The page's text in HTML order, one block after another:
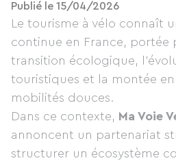
Publié le 15/04/2026
Le tourisme à vélo connaît
continue en France, portée
transition écologique,
touristiques et la montée en
mobilités douces.
Dans ce contexte, Ma Voie
annoncent un partenariat
structurer un écosystème